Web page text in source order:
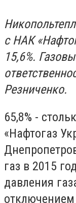
с НАК
15,6%.
Резниченко.
65,8% -
«Нафтогаз
газ в 2015
давления